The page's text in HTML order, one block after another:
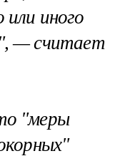
иного
— считает
"меры